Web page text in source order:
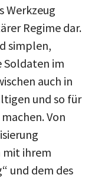
Werkzeug
Regime dar.
simplen,
Soldaten im
auch in
und so für
Von
mit ihrem
und dem des